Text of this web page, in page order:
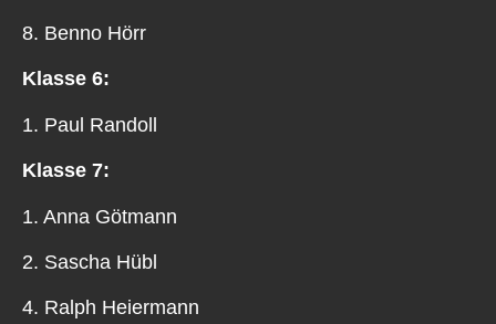
8. Benno Hörr
Klasse 6:
1. Paul Randoll
Klasse 7:
1. Anna Götmann
2. Sascha Hübl
4. Ralph Heiermann